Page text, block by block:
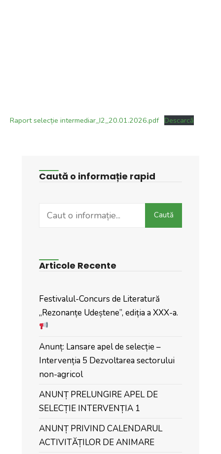
Raport selecție intermediar_I2_20.01.2026.pdf Descarcă
Caută o informație rapid
Search
Caută
Articole Recente
Festivalul-Concurs de Literatură
„Rezonanțe Udeștene”, ediția a XXX-a.
Anunț: Lansare apel de selecție –
Intervenția 5 Dezvoltarea sectorului
non-agricol
ANUNȚ PRELUNGIRE APEL DE
SELECȚIE INTERVENȚIA 1
ANUNȚ PRIVIND CALENDARUL
ACTIVITĂȚILOR DE ANIMARE